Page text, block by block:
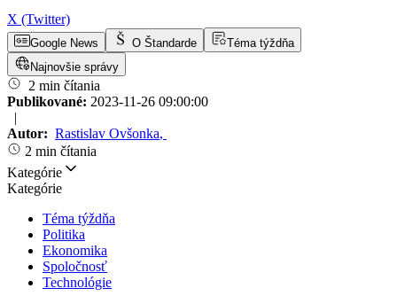
X (Twitter)
Google News O Štandarde
Téma týždňa
Najnovšie správy
2 min čítania
Publikované: 2023-11-26 09:00:00
|
Autor: Rastislav Ovšonka,
2 min čítania
Kategórie
Kategórie
Téma týždňa
Politika
Ekonomika
Spoločnosť
Technológie